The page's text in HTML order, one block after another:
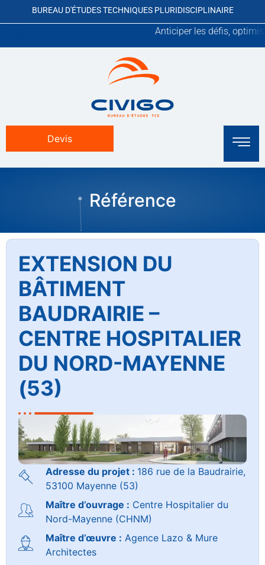
BUREAU D'ÉTUDES TECHNIQUES PLURIDISCIPLINAIRE
Anticiper les défis, optimiser
Devis
Référence
EXTENSION DU
BÂTIMENT
BAUDRAIRIE –
CENTRE HOSPITALIER
DU NORD-MAYENNE
(53)
Adresse du projet : 186 rue de la Baudrairie,
53100 Mayenne (53)
Maître d’ouvrage : Centre Hospitalier du
Nord-Mayenne (CHNM)
Maître d’œuvre : Agence Lazo & Mure
Architectes